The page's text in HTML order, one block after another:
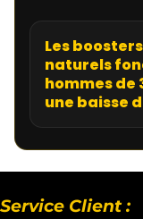
Les
naturels
hommes de
une baisse
Service Client :